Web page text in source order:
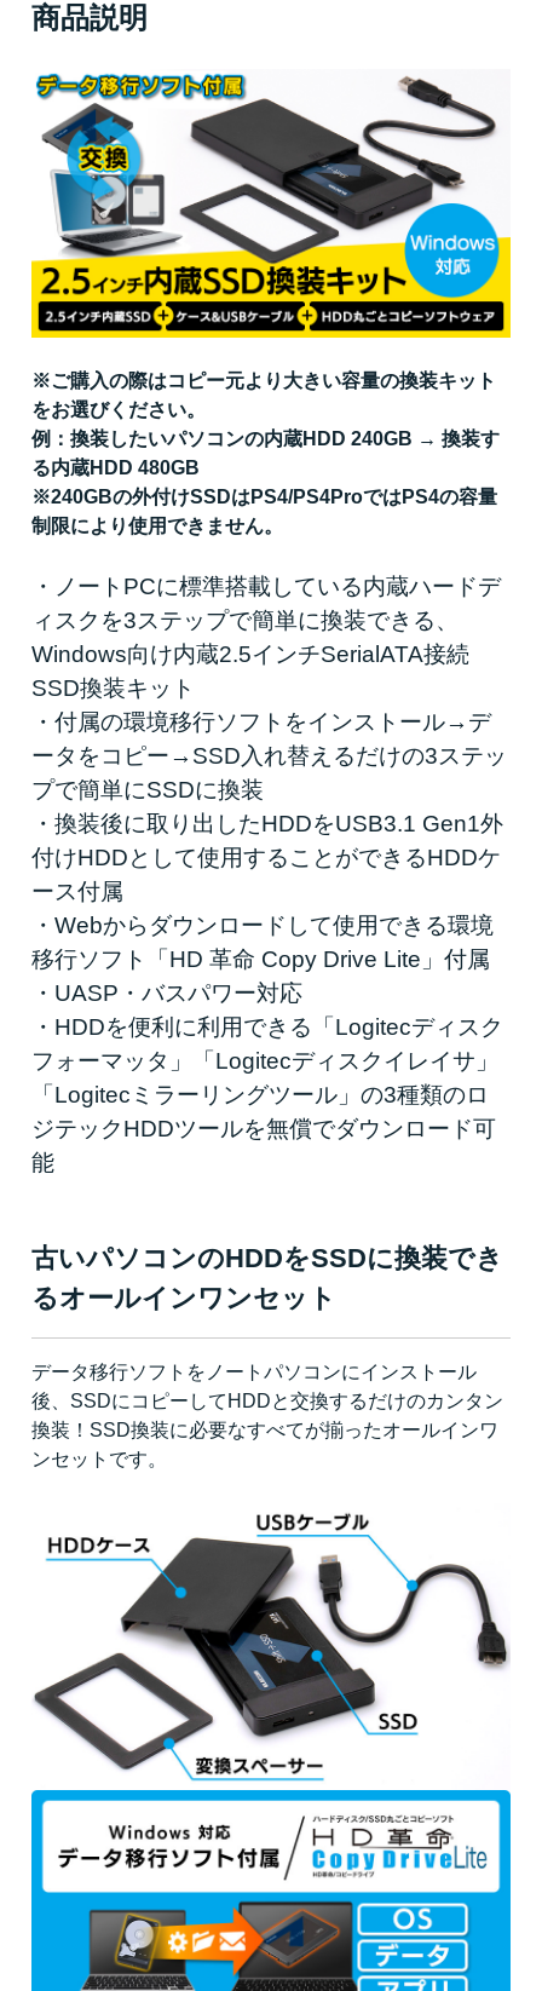
商品説明
※ご購入の際はコピー元より大きい容量の換装キット
をお選びください。
例：換装したいパソコンの内蔵HDD 240GB → 換装す
る内蔵HDD 480GB
※240GBの外付けSSDはPS4/PS4ProではPS4の容量
制限により使用できません。
・ノートPCに標準搭載している内蔵ハードデ
ィスクを3ステップで簡単に換装できる、
Windows向け内蔵2.5インチSerialATA接続
SSD換装キット
・付属の環境移行ソフトをインストール→デ
ータをコピー→SSD入れ替えるだけの3ステッ
プで簡単にSSDに換装
・換装後に取り出したHDDをUSB3.1 Gen1外
付けHDDとして使用することができるHDDケ
ース付属
・Webからダウンロードして使用できる環境
移行ソフト「HD 革命 Copy Drive Lite」付属
・UASP・バスパワー対応
・HDDを便利に利用できる「Logitecディスク
フォーマッタ」「Logitecディスクイレイサ」
「Logitecミラーリングツール」の3種類のロ
ジテックHDDツールを無償でダウンロード可
能
古いパソコンのHDDをSSDに換装でき
るオールインワンセット
データ移行ソフトをノートパソコンにインストール
後、SSDにコピーしてHDDと交換するだけのカンタン
換装！SSD換装に必要なすべてが揃ったオールインワ
ンセットです。